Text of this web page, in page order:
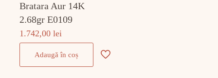
Bratara Aur 14K
2.68gr E0109
1.742,00lei
Adaugă în coș